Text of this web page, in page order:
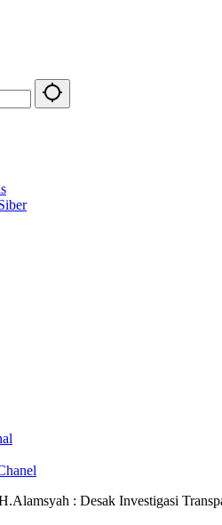
: Desak Investigasi